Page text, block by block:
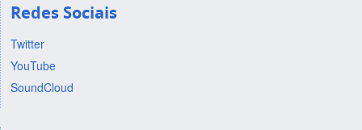
Redes Sociais
Twitter
YouTube
SoundCloud